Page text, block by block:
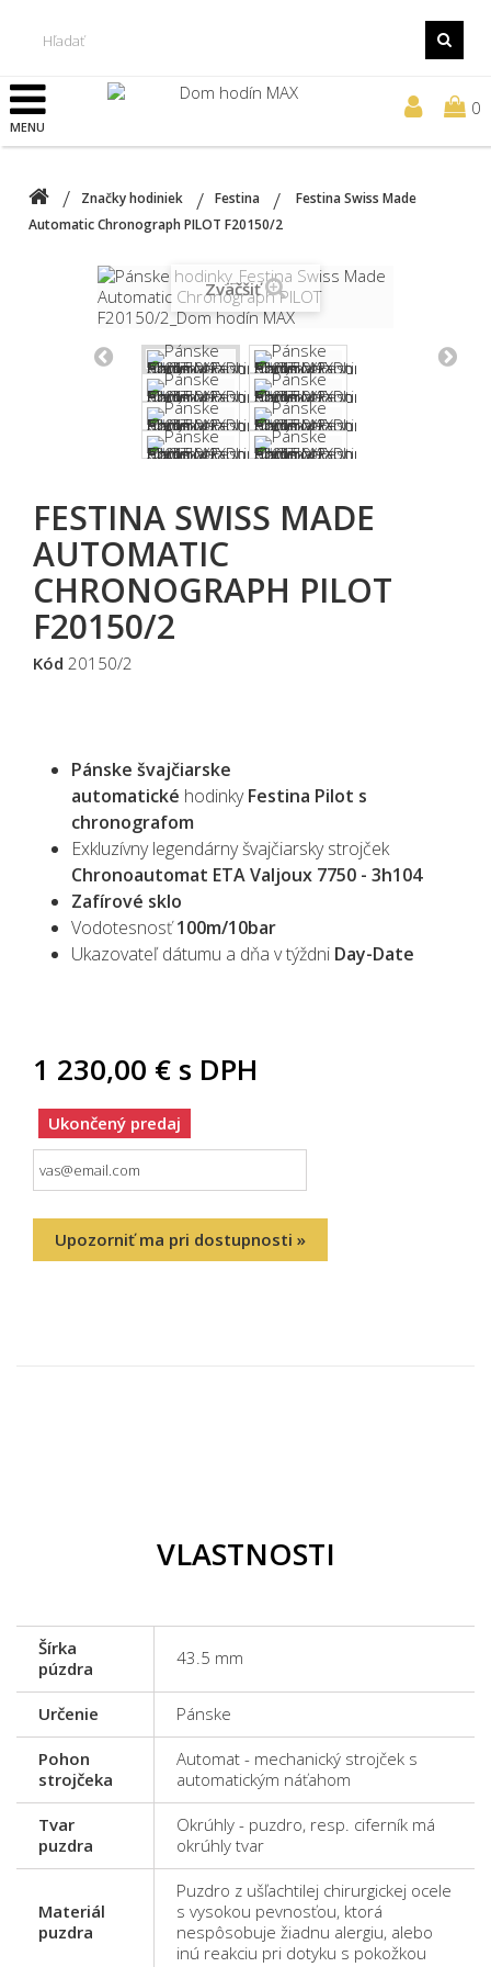
MENU
0
Značky hodiniek Festina
Festina Swiss Made
Automatic Chronograph PILOT F20150/2
Zväčšiť
FESTINA SWISS MADE
AUTOMATIC
CHRONOGRAPH PILOT
F20150/2
Kód 20150/2
Pánske švajčiarske
automatické hodinkyFestina Pilot s
chronografom
Exkluzívny legendárny švajčiarsky strojček
Chronoautomat ETAValjoux 7750 - 3h104
Zafírové sklo
Vodotesnosť100m/10bar
Ukazovateľ dátumu a dňa v týždni Day-Date
1 230,00 € s DPH
Ukončený predaj
Upozorniť ma pri dostupnosti »
VLASTNOSTI
Šírka
púzdra
43.5 mm
Určenie Pánske
Pohon
strojčeka
Automat - mechanický strojček s
automatickým náťahom
Tvar
puzdra
Okrúhly - puzdro, resp. ciferník má
okrúhly tvar
Materiál
puzdra
Puzdro z ušľachtilej chirurgickej ocele
s vysokou pevnosťou, ktorá
nespôsobuje žiadnu alergiu, alebo
inú reakciu pri dotyku s pokožkou